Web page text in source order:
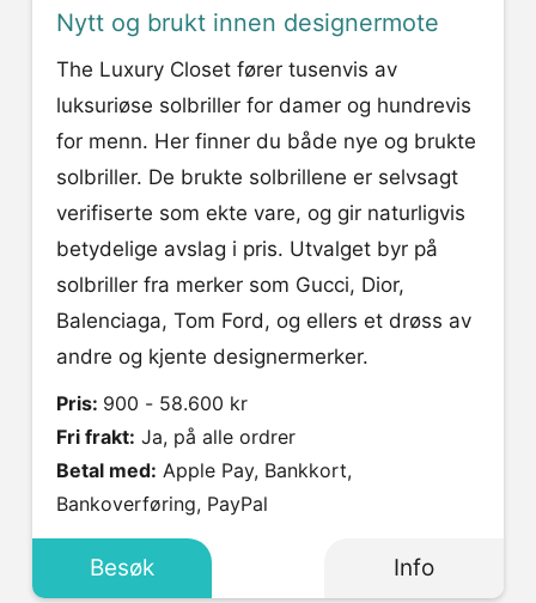
Nytt og brukt innen designermote
The Luxury Closet fører tusenvis av
luksuriøse solbriller for damer og hundrevis
for menn. Her finner du både nye og brukte
solbriller. De brukte solbrillene er selvsagt
verifiserte som ekte vare, og gir naturligvis
betydelige avslag i pris. Utvalget byr på
solbriller fra merker som Gucci, Dior,
Balenciaga, Tom Ford, og ellers et drøss av
andre og kjente designermerker.
Pris: 900 - 58.600 kr
Fri frakt: Ja, på alle ordrer
Betal med:
Bankoverføring, PayPal
Besøk Info